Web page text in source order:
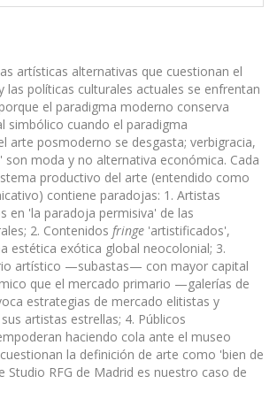
artísticas alternativas que cuestionan el
las políticas culturales actuales se enfrentan
el paradigma moderno conserva
simbólico cuando el paradigma
arte posmoderno se desgasta; verbigracia,
son moda y no alternativa económica. Cada
productivo del arte (entendido como
contiene paradojas: 1. Artistas
en 'la paradoja permisiva' de las
2. Contenidos fringe 'artistificados',
estética exótica global neocolonial; 3.
artístico —subastas— con mayor capital
que el mercado primario —galerías de
estrategias de mercado elitistas y
artistas estrellas; 4. Públicos
haciendo cola ante el museo
la definición de arte como 'bien de
Studio RFG de Madrid es nuestro caso de